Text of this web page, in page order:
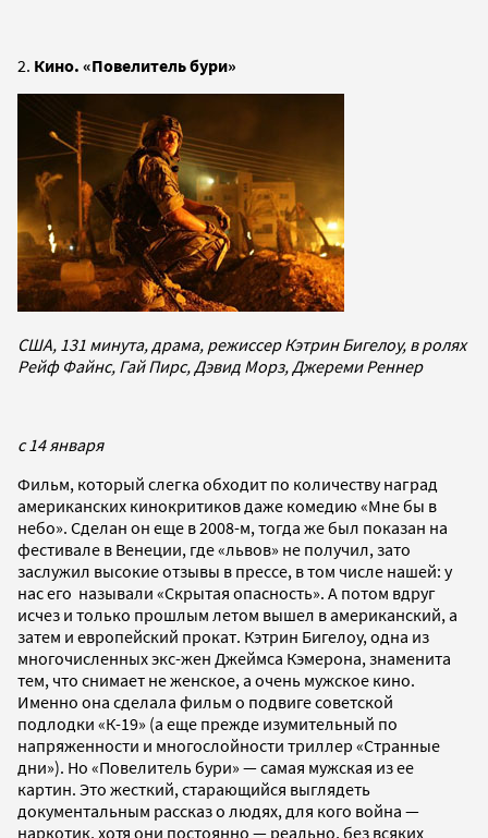
2. Кино. «Повелитель бури»
США, 131 минута, драма, режиссер Кэтрин Бигелоу, в ролях
Рейф Файнс, Гай Пирс, Дэвид Морз, Джереми Реннер
с 14 января
Фильм, который слегка обходит по количеству наград
американских кинокритиков даже комедию «Мне бы в
небо». Сделан он еще в 2008-м, тогда же был показан на
фестивале в Венеции, где «львов» не получил, зато
заслужил высокие отзывы в прессе, в том числе нашей: у
нас его называли «Скрытая опасность». А потом вдруг
исчез и только прошлым летом вышел в американский, а
затем и европейский прокат. Кэтрин Бигелоу, одна из
многочисленных экс-жен Джеймса Кэмерона, знаменита
тем, что снимает не женское, а очень мужское кино.
Именно она сделала фильм о подвиге советской
подлодки «К-19» (а еще прежде изумительный по
напряженности и многослойности триллер «Странные
дни»). Но «Повелитель бури» — самая мужская из ее
картин. Это жесткий, старающийся выглядеть
документальным рассказ о людях, для кого война —
наркотик, хотя они постоянно — реально, без всяких